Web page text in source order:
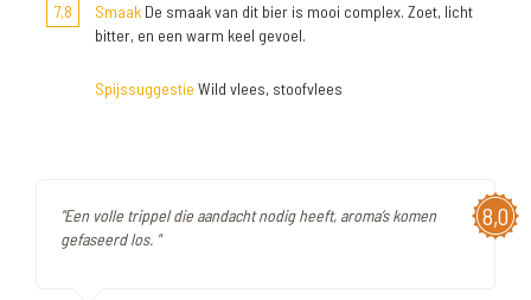
7,8 Smaak De smaak van dit bier is mooi complex. Zoet, licht
bitter, en een warm keel gevoel.
Spijssuggestie Wild vlees, stoofvlees
8,0
"Een volle trippel die aandacht nodig heeft, aroma’s komen
gefaseerd los. "